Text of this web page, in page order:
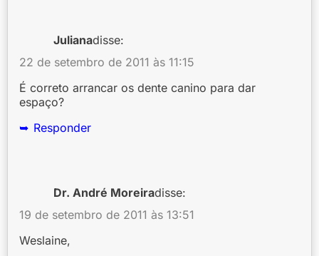
Julianadisse:
22 de setembro de 2011 às 11:15
É correto arrancar os dente canino para dar
espaço?
Responder
Dr. André Moreiradisse:
19 de setembro de 2011 às 13:51
Weslaine,